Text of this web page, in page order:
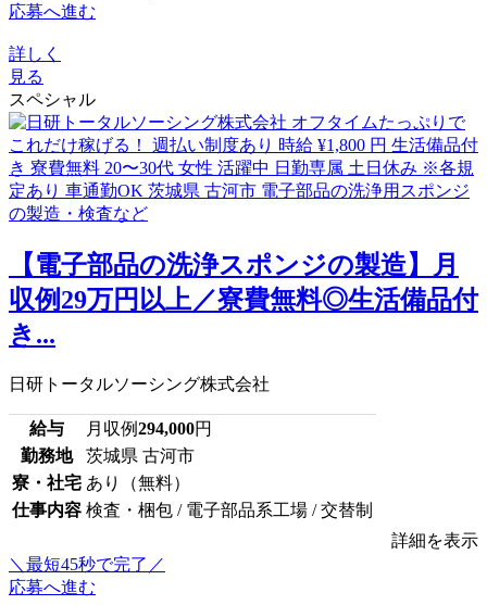
応募へ進む
詳しく
見る
スペシャル
【電子部品の洗浄スポンジの製造】月
収例29万円以上／寮費無料◎生活備品付
き...
日研トータルソーシング株式会社
給与 月収例294,000円
勤務地
茨城県 古河市
寮・社宅 あり（無料）
仕事内容 検査・梱包 / 電子部品系工場 / 交替制
詳細を表示
＼最短45秒で完了／
応募へ進む